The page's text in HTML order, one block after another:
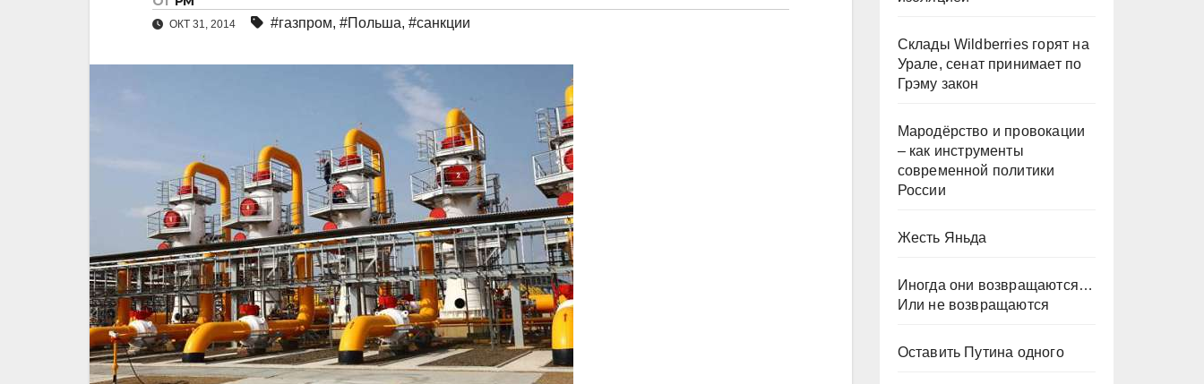
ОКТ 31, 2014 #газпром, #Польша, #санкции
Склады Wildberries горят на
Урале, сенат принимает по
Грэму закон
Мародёрство и провокации
– как инструменты
современной политики
России
Жесть Яньда
Иногда они возвращаются…
Или не возвращаются
Оставить Путина одного